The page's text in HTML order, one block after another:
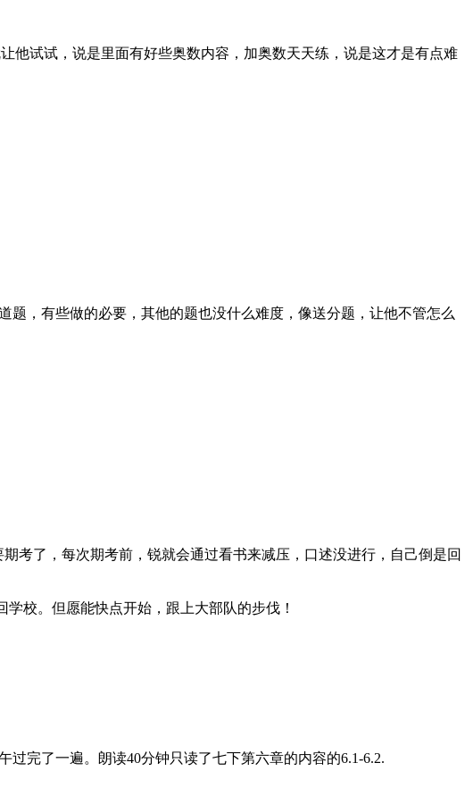
他试试，说是里面有好些奥数内容，加奥数天天练，说是这才是有点难
，有些做的必要，其他的题也没什么难度，像送分题，让他不管怎么
考了，每次期考前，锐就会通过看书来减压，口述没进行，自己倒是回
校。但愿能快点开始，跟上大部队的步伐！
完了一遍。朗读40分钟只读了七下第六章的内容的6.1-6.2.